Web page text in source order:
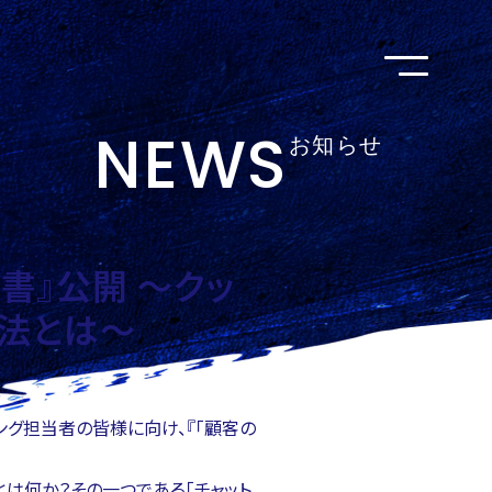
NEWSお知らせ
』公開 ～クッ
とは～
担当者の皆様に向け、『「顧客の